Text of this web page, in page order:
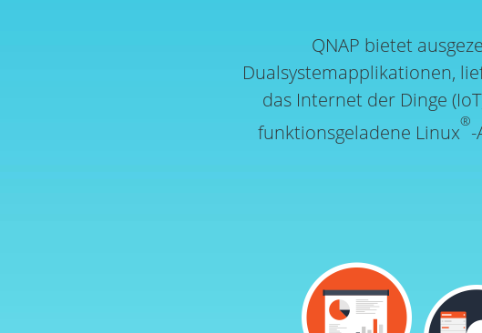
QNAP bietet
Dualsystemapplikationen,
das Internet der Dinge
funktionsgeladene Linux®